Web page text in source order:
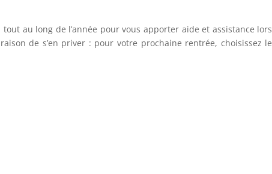
au long de l’année pour vous apporter aide et assistance lors
de s’en priver : pour votre prochaine rentrée, choisissez le